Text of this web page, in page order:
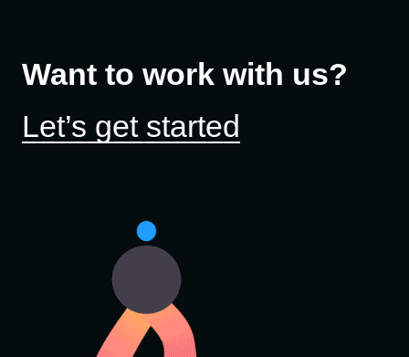
Want to work with us?
Let’s get started